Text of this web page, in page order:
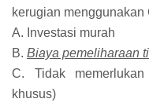
kerugian
A. Investasi murah
B. Biaya pemeliharaan
C. Tidak
khusus)